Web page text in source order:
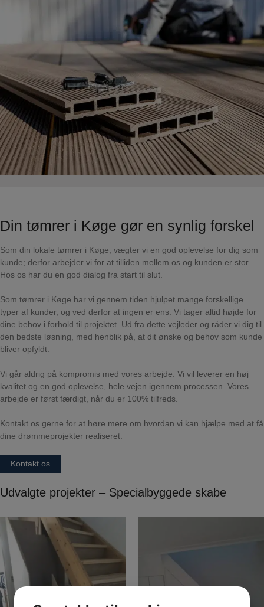
Din tømrer i Køge gør en synlig forskel
Som din lokale tømrer i Køge, vægter vi en god oplevelse for dig som
kunde; derfor arbejder vi for at tilliden mellem os og kunden er stor.
Hos os har du en god dialog fra start til slut.
Som tømrer i Køge har vi gennem tiden hjulpet mange forskellige
typer af kunder, og ved derfor at ingen er ens. Vi tager altid højde for
dine behov i forhold til projektet. Ud fra dette vejleder og råder vi dig til
den bedste løsning, med henblik på, at dit ønske og behov som kunde
bliver opfyldt.
Vi går aldrig på kompromis med vores arbejde. Vi vil leverer en høj
kvalitet og en god oplevelse, hele vejen igennem processen. Vores
arbejde er først færdigt, når du er 100% tilfreds.
Kontakt os gerne for at høre mere om hvordan vi kan hjælpe med at få
dine drømmeprojekter realiseret.
Kontakt os
Udvalgte projekter – Specialbyggede skabe